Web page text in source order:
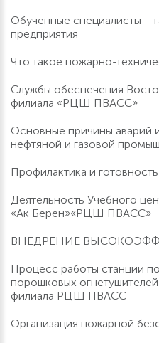
Обученные специалисты –
предприятия
Что такое пожарно-
Службы обеспечения
филиала «РЦШ ПВАСС»
Основные причины аварий
нефтяной и газовой
Профилактика и
Деятельность Учебного
«Ак Берен»«РЦШ ПВАСС»
ВНЕДРЕНИЕ
Процесс работы станции
порошковых
филиала РЦШ ПВАСС
Организация пожарной